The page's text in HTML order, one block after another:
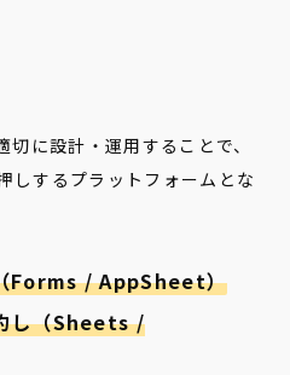
に設計・運用することで、
しするプラットフォームとな
Forms / AppSheet）
し（Sheets /